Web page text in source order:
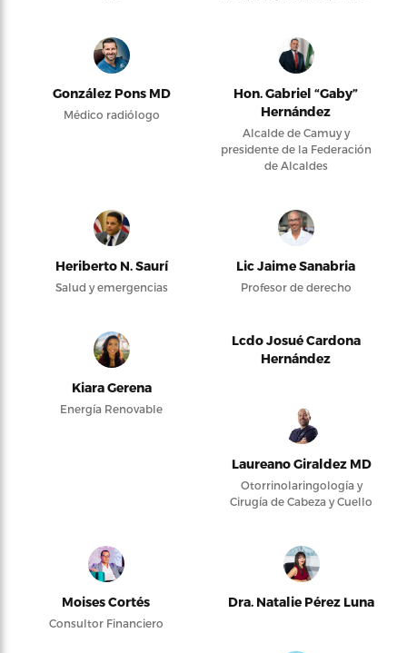
González Pons MD
Médico radiólogo
Hon. Gabriel “Gaby”
Hernández
Alcalde de Camuy y
presidente de la Federación
de Alcaldes
Heriberto N. Saurí
Salud y emergencias
Lic Jaime Sanabria
Profesor de derecho
Kiara Gerena
Energía Renovable
Lcdo Josué Cardona
Hernández
Laureano Giraldez MD
Otorrinolaringología y
Cirugía de Cabeza y Cuello
Moises Cortés
Consultor Financiero
Dra. Natalie Pérez Luna